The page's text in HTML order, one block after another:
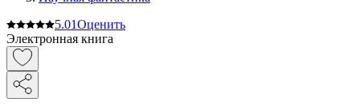
5.01Оценить
Электронная книга